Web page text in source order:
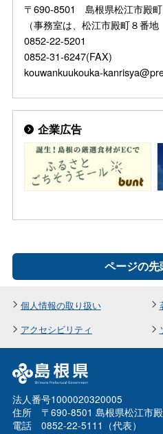
〒690-8501 島根県松江市殿
（事務室は、松江市殿町８番
0852-22-5201
0852-31-6247(FAX)
kouwankuukouka-
企業広告
ページの先
個人情報の取り扱い
アクセシビリティ
法人番号1000020320005
住所 〒690-8501 島根県松江市
電話 0852-22-5111（代表）